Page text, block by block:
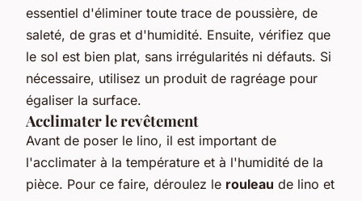
essentiel d'éliminer toute trace de poussière, de
saleté, de gras et d'humidité. Ensuite, vérifiez que
le sol est bien plat, sans irrégularités ni défauts. Si
nécessaire, utilisez un produit de ragréage pour
égaliser la surface.
Acclimater le revêtement
Avant de poser le lino, il est important de
l'acclimater à la température et à l'humidité de la
pièce. Pour ce faire, déroulez le rouleau de lino et